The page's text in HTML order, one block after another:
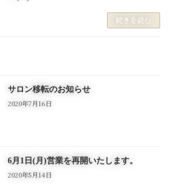
続きを読む
サロン移転のお知らせ
2020年7月16日
6月1日(月)営業を再開いたします。
2020年5月14日